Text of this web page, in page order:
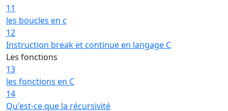
11
les boucles en c
12
Instruction break et continue en langage C
Les fonctions
13
les fonctions en C
14
Qu'est-ce que la récursivité